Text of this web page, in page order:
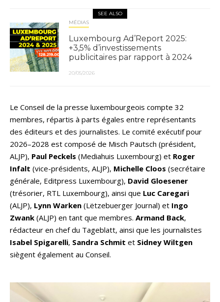
SEE ALSO
MÉDIAS
Luxembourg Ad’Report 2025:
+3,5% d’investissements
publicitaires par rapport à 2024
20/05/2026
Le Conseil de la presse luxembourgeois compte 32
membres, répartis à parts égales entre représentants
des éditeurs et des journalistes. Le comité exécutif pour
2026–2028 est composé de Misch Pautsch (président,
ALJP), Paul Peckels (Mediahuis Luxembourg) et Roger
Infalt (vice-présidents, ALJP), Michelle Cloos (secrétaire
générale, Editpress Luxembourg), David Gloesener
(trésorier, RTL Luxembourg), ainsi que Luc Caregari
(ALJP), Lynn Warken (Lëtzebuerger Journal) et Ingo
Zwank (ALJP) en tant que membres. Armand Back,
rédacteur en chef du Tageblatt, ainsi que les journalistes
Isabel Spigarelli, Sandra Schmit et Sidney Wiltgen
siègent également au Conseil.